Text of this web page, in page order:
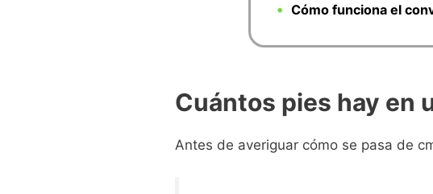
Cómo funciona el
Cuántos pies hay en
Antes de averiguar cómo se pasa de